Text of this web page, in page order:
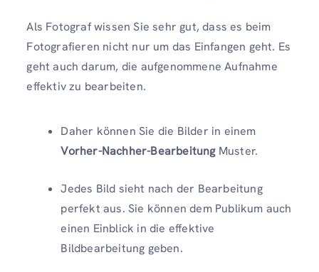
Als Fotograf wissen Sie sehr gut, dass es beim
Fotografieren nicht nur um das Einfangen geht. Es
geht auch darum, die aufgenommene Aufnahme
effektiv zu bearbeiten.
Daher können Sie die Bilder in einem
Vorher-Nachher-BearbeitungMuster.
Jedes Bild sieht nach der Bearbeitung
perfekt aus. Sie können dem Publikum auch
einen Einblick in die effektive
Bildbearbeitung geben.